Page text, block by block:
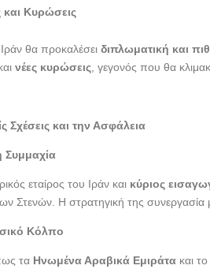
και Κυρώσεις
θα προκαλέσειδιπλωματική και
νέες κυρώσεις , γεγονός που θα
Σχέσεις και την Ασφάλεια
Συμμαχία
εταίρος του Ιράν και κύριος
Στενών. Η στρατηγική της συνεργασία
Κόλπο
τα Ηνωμένα Αραβικά Εμιράτα και το